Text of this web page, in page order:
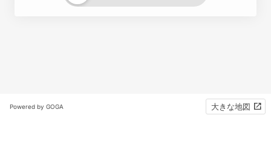
Powered by GOGA 大きな地図